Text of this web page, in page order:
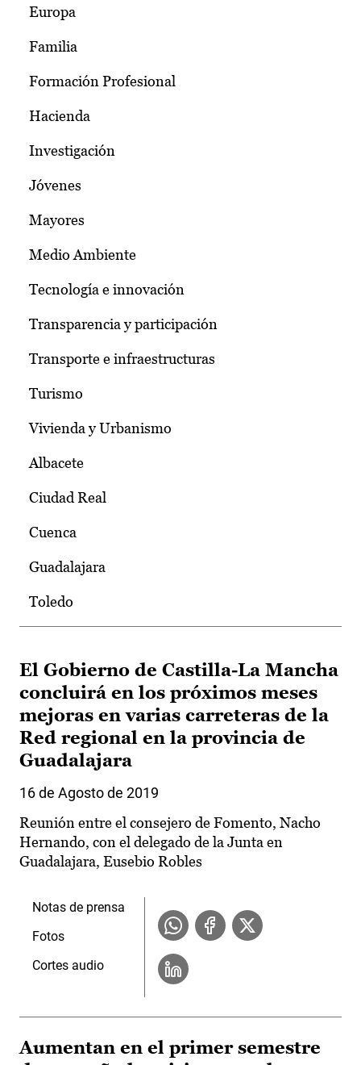
Europa
Familia
Formación Profesional
Hacienda
Investigación
Jóvenes
Mayores
Medio Ambiente
Tecnología e innovación
Transparencia y participación
Transporte e infraestructuras
Turismo
Vivienda y Urbanismo
Albacete
Ciudad Real
Cuenca
Guadalajara
Toledo
El Gobierno de Castilla-La Mancha
concluirá en los próximos meses
mejoras en varias carreteras de la
Red regional en la provincia de
Guadalajara
16 de Agosto de 2019
Reunión entre el consejero de Fomento, Nacho
Hernando, con el delegado de la Junta en
Guadalajara, Eusebio Robles
Notas de prensa
Fotos
Cortes audio
Aumentan en el primer semestre